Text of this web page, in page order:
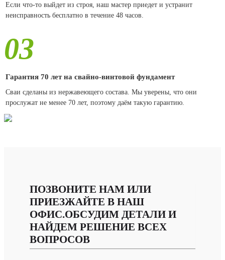
Если что-то выйдет из строя, наш мастер приедет и устранит
неисправность бесплатно в течение 48 часов.
03
Гарантия 70 лет на свайно-винтовой фундамент
Сваи сделаны из нержавеющего состава. Мы уверены, что они
прослужат не менее 70 лет, поэтому даём такую гарантию.
ПОЗВОНИТЕ НАМ ИЛИ
ПРИЕЗЖАЙТЕ В НАШ
ОФИС.ОБСУДИМ ДЕТАЛИ И
НАЙДЕМ РЕШЕНИЕ ВСЕХ
ВОПРОСОВ